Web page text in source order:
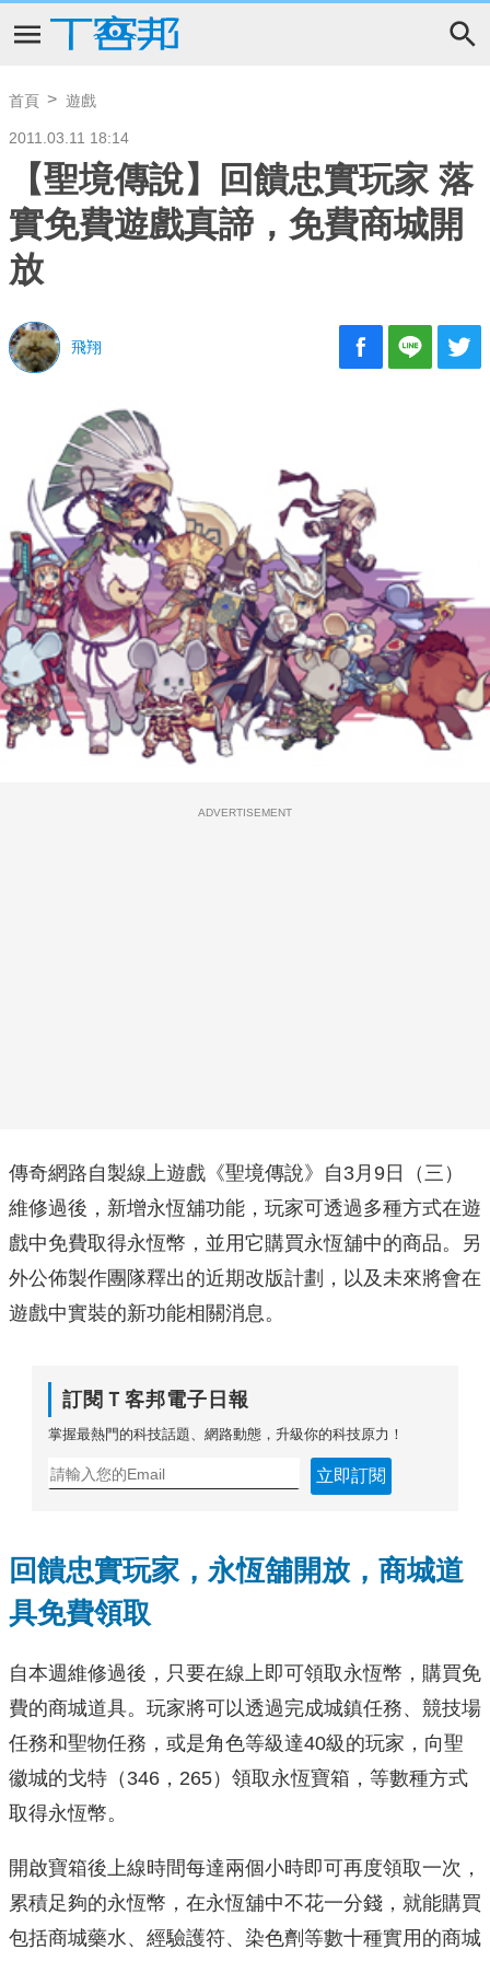
首頁 遊戲
2011.03.11 18:14
【聖境傳說】回饋忠實玩家 落
實免費遊戲真諦，免費商城開
放
飛翔
ADVERTISEMENT
傳奇網路自製線上遊戲《聖境傳說》自3月9日（三）
維修過後，新增永恆舖功能，玩家可透過多種方式在遊
戲中免費取得永恆幣，並用它購買永恆舖中的商品。另
外公佈製作團隊釋出的近期改版計劃，以及未來將會在
遊戲中實裝的新功能相關消息。
訂閱Ｔ客邦電子日報
掌握最熱門的科技話題、網路動態，升級你的科技原力！
立即訂閱
回饋忠實玩家，永恆舖開放，商城道
具免費領取
自本週維修過後，只要在線上即可領取永恆幣，購買免
費的商城道具。玩家將可以透過完成城鎮任務、競技場
任務和聖物任務，或是角色等級達40級的玩家，向聖
徽城的戈特（346，265）領取永恆寶箱，等數種方式
取得永恆幣。
開啟寶箱後上線時間每達兩個小時即可再度領取一次，
累積足夠的永恆幣，在永恆舖中不花一分錢，就能購買
包括商城藥水、經驗護符、染色劑等數十種實用的商城